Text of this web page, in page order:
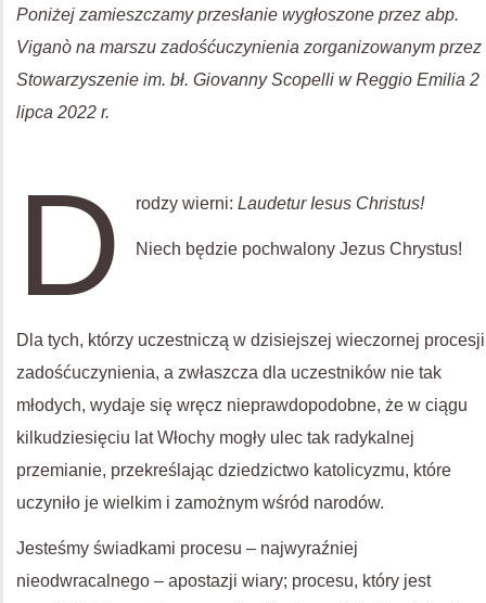
Poniżej zamieszczamy przesłanie wygłoszone przez abp.
Viganò na marszu zadośćuczynienia zorganizowanym przez
Stowarzyszenie im. bł. Giovanny Scopelli w Reggio Emilia 2
lipca 2022 r.
D rodzy wierni:Laudetur Iesus Christus!
Niech będzie pochwalony Jezus Chrystus!
Dla tych, którzy uczestniczą w dzisiejszej wieczornej procesji
zadośćuczynienia, a zwłaszcza dla uczestników nie tak
młodych, wydaje się wręcz nieprawdopodobne, że w ciągu
kilkudziesięciu lat Włochy mogły ulec tak radykalnej
przemianie, przekreślając dziedzictwo katolicyzmu, które
uczyniło je wielkim i zamożnym wśród narodów.
Jesteśmy świadkami procesu – najwyraźniej
nieodwracalnego – apostazji wiary; procesu, który jest